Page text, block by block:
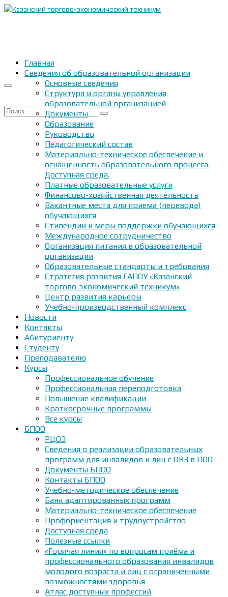
Искать:
Главная
Сведения об образовательной организации
Основные сведения
Структура и органы управления
образовательной организацией
Документы
Образование
Руководство
Педагогический состав
Материально-техническое обеспечение и
оснащенность образовательного процесса.
Доступная среда.
Платные образовательные услуги
Финансово-хозяйственная деятельность
Вакантные места для приема (перевода)
обучающихся
Стипендии и меры поддержки обучающихся
Международное сотрудничество
Организация питания в образовательной
организации
Образовательные стандарты и требования
Стратегия развития ГАПОУ «Казанский
торгово-экономический техникум»
Центр развития карьеры
Учебно-производственный комплекс
Новости
Контакты
Абитуриенту
Студенту
Преподавателю
Курсы
Профессиональное обучение
Профессиональная переподготовка
Повышение квалификации
Краткосрочные программы
Все курсы
БПОО
РЦОЭ
Сведения о реализации образовательных
программ для инвалидов и лиц с ОВЗ в ПОО
Документы БПОО
Контакты БПОО
Учебно-методическое обеспечение
Банк адаптированных программ
Материально-техническое обеспечение
Профориентация и трудоустройство
Доступная среда
Полезные ссылки
«Горячая линия» по вопросам приёма и
профессионального образования инвалидов
молодого возраста и лиц с ограниченными
возможностями здоровья
Атлас доступных профессий